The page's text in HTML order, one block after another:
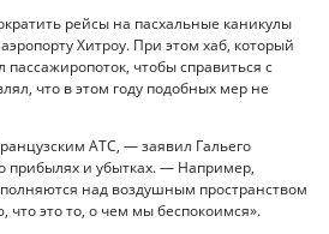
рейсы на пасхальные каникулы
Хитроу. При этом хаб, который
чтобы справиться с
что в этом году подобных мер не
ATC, — заявил Гальего
прибылях и убытках. — Например,
над воздушным пространством
это то, о чем мы беспокоимся».